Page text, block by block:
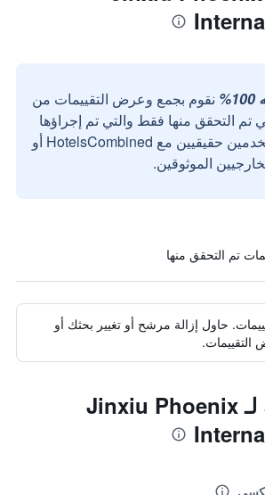
نقوم بجمع وعرض التقييمات من
تم التحقق منها فقط والتي تم إجراؤها
بواسطة مستخدمين حقيقيين مع HotelsCombined أو
الموثوقين.
حاول إزالة مرشح أو تغيير بحثك أو
فنادق مشابهة لـ Jinxiu Phoenix